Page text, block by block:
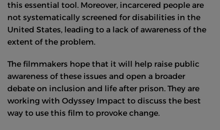
this essential tool. Moreover, incarcered people are
not systematically screened for disabilities in the
United States, leading to a lack of awareness of the
extent of the problem.
The filmmakers hope that it will help raise public
awareness of these issues and open a broader
debate on inclusion and life after prison. They are
working with Odyssey Impact to discuss the best
way to use this film to provoke change.